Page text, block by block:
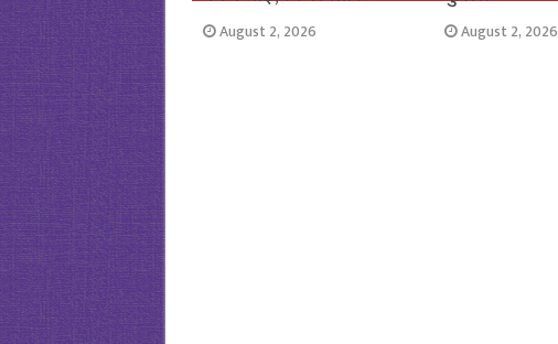
August 2, 2026 August 2, 2026